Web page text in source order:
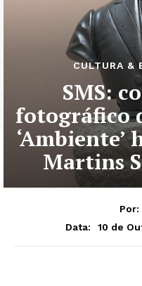
CULTURA &
SMS:
fotográfico
‘Ambiente’
Martins
Por:
Data:
10 de